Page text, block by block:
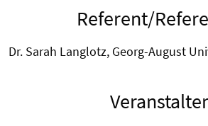
Referent/
Dr. Sarah Langlotz, Georg-August
Veranstalter